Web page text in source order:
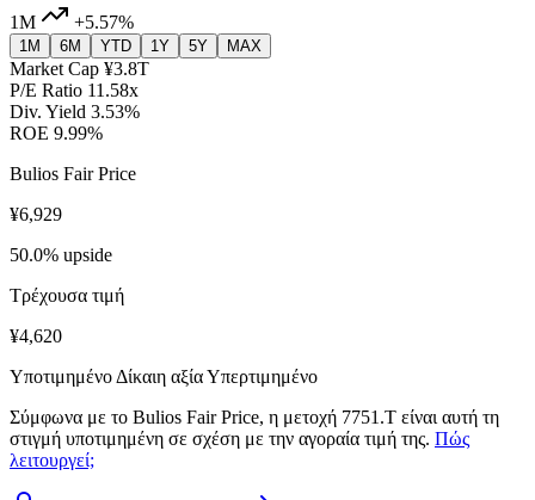
1M
+5.57%
1M 6M YTD 1Y 5Y MAX
Market Cap ¥3.8T
P/E Ratio 11.58x
Div. Yield 3.53%
ROE 9.99%
Bulios Fair Price
¥6,929
50.0% upside
Τρέχουσα τιμή
¥4,620
Υποτιμημένο Δίκαιη αξίαΥπερτιμημένο
Σύμφωνα με το Bulios Fair Price, η μετοχή 7751.T είναι αυτή τη
στιγμή υποτιμημένη σε σχέση με την αγοραία τιμή της. Πώς
λειτουργεί;